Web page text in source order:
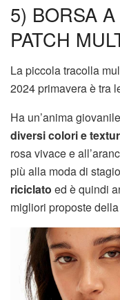
5) BORSA
PATCH
La piccola tracolla
2024 primavera è tra
Ha un’anima
diversi colori e
rosa vivace e
più alla moda di
riciclato ed è quindi
migliori proposte